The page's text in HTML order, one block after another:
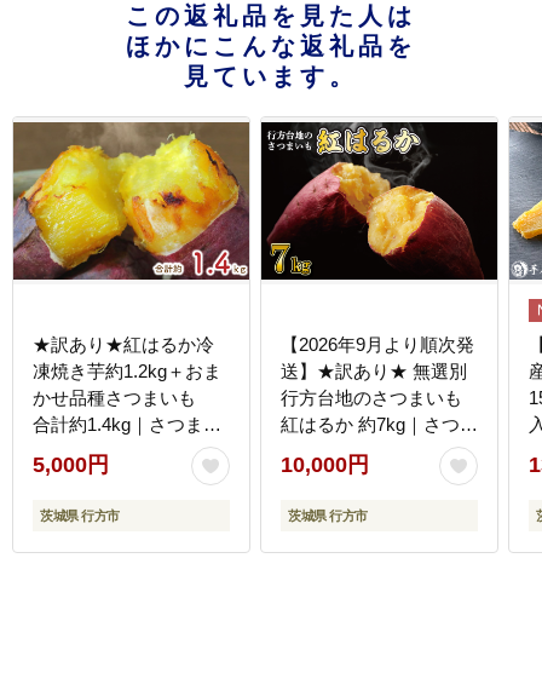
この返礼品を見た人は
ほかにこんな返礼品を
見ています。
★訳あり★紅はるか冷
凍焼き芋約1.2kg＋おま
かせ品種さつまいも
合計約1.4kg｜さつまい
も サツマイモ さつま芋
焼き芋 やきいも 冷凍 冷
凍焼き芋 訳あり 訳アリ
(EY-26)
5,000円
茨城県 行方市
【2026年9月より順次発
送】★訳あり★ 無選別
行方台地のさつまいも
紅はるか 約7kg｜さつま
いも 芋 サツマイモ 紅は
るか 訳あり わけあり 無
選別 先行予約 茨城県 行
10,000円
茨城県 行方市